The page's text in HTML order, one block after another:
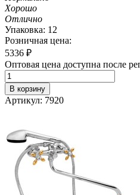
Хорошо
Отлично
Упаковка: 12
Розничная цена:
5336 ₽
Оптовая цена доступна после
В корзину
Артикул: 7920